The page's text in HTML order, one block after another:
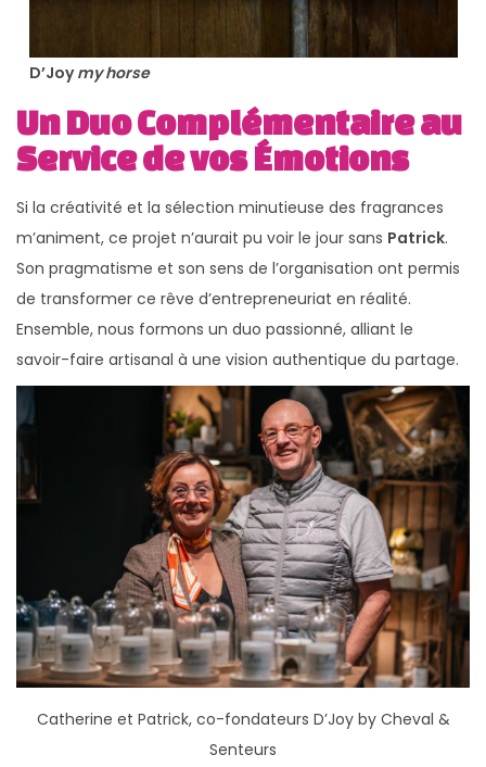
D’Joymy horse
Un Duo Complémentaire au
Service de vos Émotions
Si la créativité et la sélection minutieuse des fragrances
m’animent, ce projet n’aurait pu voir le jour sans Patrick.
Son pragmatisme et son sens de l’organisation ont permis
de transformer ce rêve d’entrepreneuriat en réalité.
Ensemble, nous formons un duo passionné, alliant le
savoir-faire artisanal à une vision authentique du partage.
Catherine et Patrick, co-fondateurs D’Joy by Cheval &
Senteurs